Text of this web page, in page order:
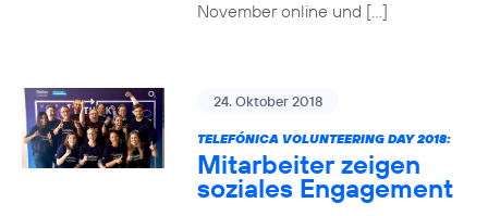
November online und […]
24. Oktober 2018
TELEFÓNICA VOLUNTEERING DAY 2018:
Mitarbeiter zeigen
soziales Engagement